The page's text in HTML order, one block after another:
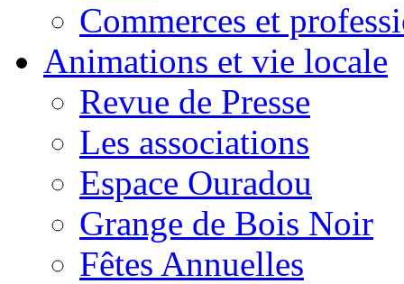
Commerces et
Animations et vie locale
Revue de Presse
Les associations
Espace Ouradou
Grange de Bois Noir
Fêtes Annuelles